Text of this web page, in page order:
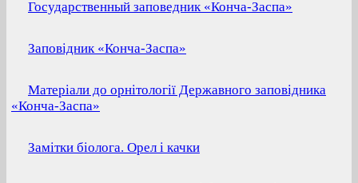
Госудаpственный заповедник «Конча-Заспа»
Заповiдник «Конча-Заспа»
Матерiали до орнiтологiї Державного заповiдника
«Конча-Заспа»
Замітки біолога. Орел і качки